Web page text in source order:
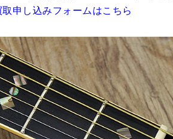
申し込みフォームはこちら